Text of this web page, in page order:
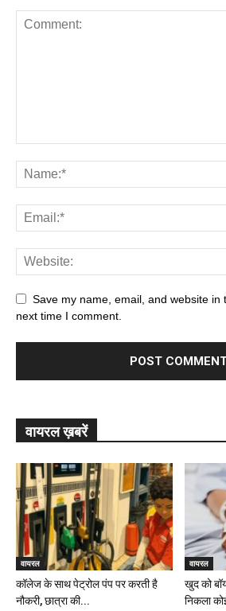
Save my name, email, and website in
next time I comment.
वायरल ख़बरें
वायरल
कॉलेज के साथ पेट्रोल पंप पर करती है
नौकरी, छात्रा की...
वायरल
खुद को
निकला